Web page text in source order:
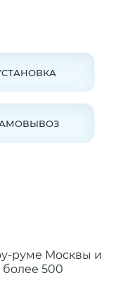
руме Москвы и
более 500